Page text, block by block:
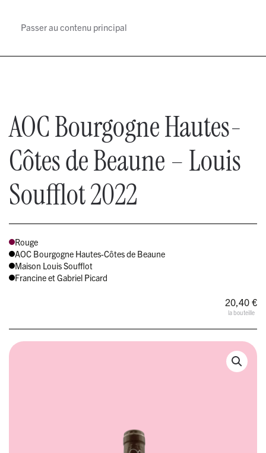
Passer au contenu principal
AOC Bourgogne Hautes-
Côtes de Beaune – Louis
Soufflot 2022
Rouge
AOC Bourgogne Hautes-Côtes de Beaune
Maison Louis Soufflot
Francine et Gabriel Picard
20,40 €
la bouteille